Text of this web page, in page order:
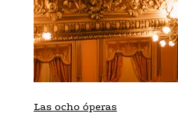
Las ocho óperas